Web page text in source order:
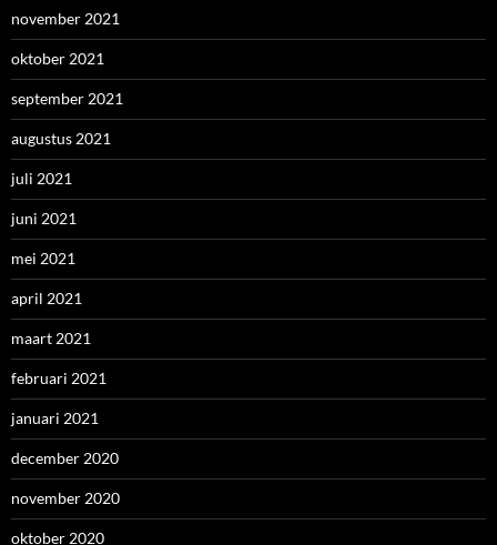
november 2021
oktober 2021
september 2021
augustus 2021
juli 2021
juni 2021
mei 2021
april 2021
maart 2021
februari 2021
januari 2021
december 2020
november 2020
oktober 2020